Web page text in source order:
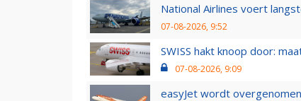
National Airlines voert
07-08-2026, 9:52
SWISS hakt knoop door:
07-08-2026, 9:09
easyJet wordt